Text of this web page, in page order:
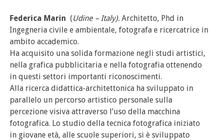
Federica Marin (Udine – Italy). Architetto, Phd in
Ingegneria civile e ambientale, fotografa e ricercatrice in
ambito accademico.
Ha acquisito una solida formazione negli studi artistici,
nella grafica pubblicitaria e nella fotografia ottenendo
in questi settori importanti riconoscimenti.
Alla ricerca didattica-architettonica ha sviluppato in
parallelo un percorso artistico personale sulla
percezione visiva attraverso l’uso della macchina
fotografica. Lo studio della tecnica fotografica iniziato
in giovane età, alle scuole superiori, si è sviluppato